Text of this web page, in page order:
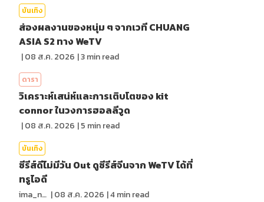
บันเทิง
ส่องผลงานของหนุ่ม ๆ จากเวที CHUANG
ASIA S2 ทาง WeTV
|08 ส.ค. 2026 |3min read
ดารา
วิเคราะห์เสน่ห์และการเติบโตของ kit
connor ในวงการฮอลลีวูด
|08 ส.ค. 2026 |5 min read
บันเทิง
ซีรีส์ดีไม่มีวัน Out ดูซีรีส์จีนจาก WeTV ได้ที่
ทรูไอดี
ima_nan |08 ส.ค. 2026 |4min read